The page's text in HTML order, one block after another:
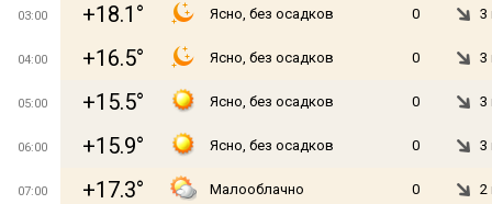
03:00 +18.1° Ясно, без осадков 0 3
04:00 +16.5° Ясно, без осадков 0 3
05:00 +15.5° Ясно, без осадков 0 3
06:00 +15.9° Ясно, без осадков 0 3
07:00 +17.3° Малооблачно 0 2